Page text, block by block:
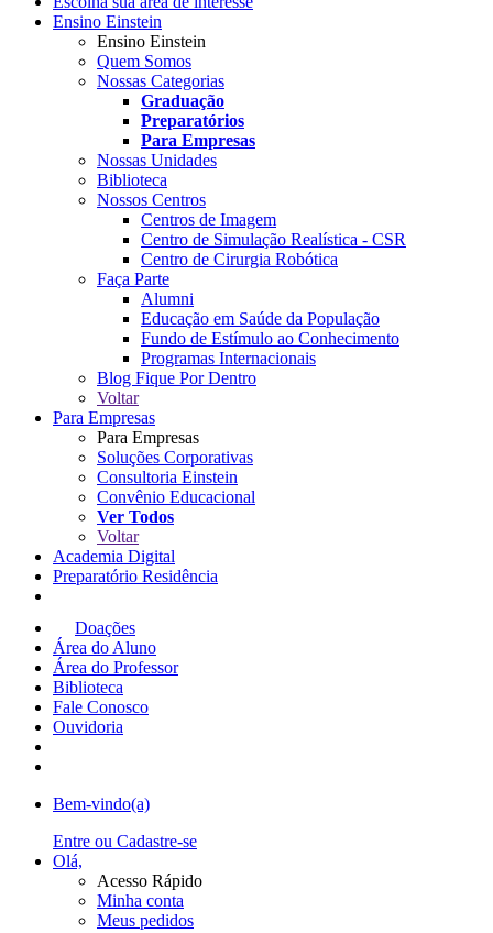
Ensino Einstein
Ensino Einstein
Quem Somos
Nossas Categorias
Graduação
Preparatórios
Para Empresas
Nossas Unidades
Biblioteca
Nossos Centros
Centros de Imagem
Centro de Simulação Realística - CSR
Centro de Cirurgia Robótica
Faça Parte
Alumni
Educação em Saúde da População
Fundo de Estímulo ao Conhecimento
Programas Internacionais
Blog Fique Por Dentro
Voltar
Para Empresas
Para Empresas
Soluções Corporativas
Consultoria Einstein
Convênio Educacional
Ver Todos
Voltar
Academia Digital
Preparatório Residência
Doações
Área do Aluno
Área do Professor
Biblioteca
Fale Conosco
Ouvidoria
Bem-vindo(a)
Entre ou Cadastre-se
Olá,
Acesso Rápido
Minha conta
Meus pedidos